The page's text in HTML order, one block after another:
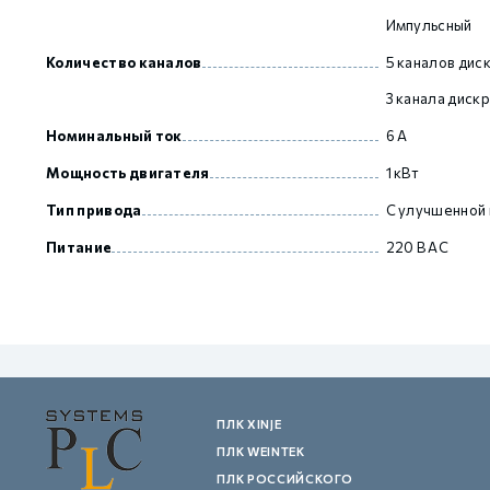
Импульсный
Количество каналов 5 каналов
3 канала
Номинальный ток 6 А
Мощность двигателя 1 кВт
Тип привода С улучшенной
Питание 220 В AC
ПЛК XINJE
ПЛК WEINTEK
ПЛК РОССИЙСКОГО
GCAN